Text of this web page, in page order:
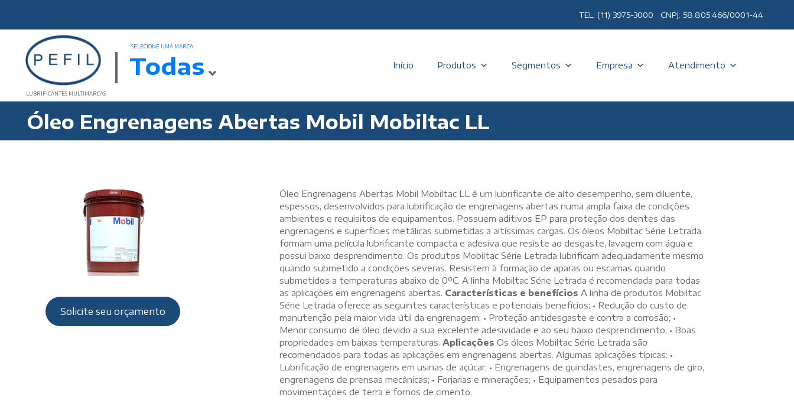
TEL: (11) 3975-3000 CNPJ: 58.805.466/0001-44
LUBRIFICANTES MULTIMARCAS
SELECIONE UMA MARCA:
Todas Início Produtos Segmentos Empresa Atendimento
Óleo Engrenagens Abertas Mobil Mobiltac LL
Solicite seu orçamento
Óleo Engrenagens Abertas Mobil Mobiltac LL é um lubrificante de alto desempenho, sem diluente,
espessos, desenvolvidos para lubrificação de engrenagens abertas numa ampla faixa de condições
ambientes e requisitos de equipamentos. Possuem aditivos EP para proteção dos dentes das
engrenagens e superfícies metálicas submetidas a altíssimas cargas. Os óleos Mobiltac Série Letrada
formam uma película lubrificante compacta e adesiva que resiste ao desgaste, lavagem com água e
possui baixo desprendimento. Os produtos Mobiltac Série Letrada lubrificam adequadamente mesmo
quando submetido a condições severas. Resistem à formação de aparas ou escamas quando
submetidos a temperaturas abaixo de 0ºC. A linha Mobiltac Série Letrada é recomendada para todas
as aplicações em engrenagens abertas. Características e benefícios A linha de produtos Mobiltac
Série Letrada oferece as seguintes características e potenciais benefícios: • Redução do custo de
manutenção pela maior vida útil da engrenagem; • Proteção antidesgaste e contra a corrosão; •
Menor consumo de óleo devido a sua excelente adesividade e ao seu baixo desprendimento; • Boas
propriedades em baixas temperaturas. Aplicações Os óleos Mobiltac Série Letrada são
recomendados para todas as aplicações em engrenagens abertas. Algumas aplicações típicas: •
Lubrificação de engrenagens em usinas de açúcar; • Engrenagens de guindastes, engrenagens de giro,
engrenagens de prensas mecânicas; • Forjarias e minerações; • Equipamentos pesados para
movimentações de terra e fornos de cimento.